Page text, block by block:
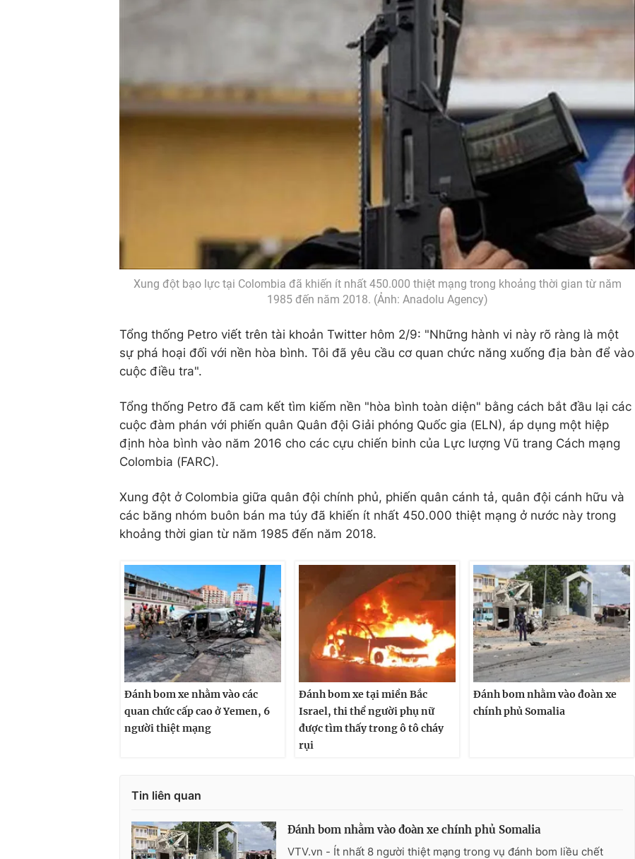
Xung đột bạo lực tại Colombia đã khiến ít nhất 450.000 thiệt mạng trong khoảng thời gian từ năm
1985 đến năm 2018. (Ảnh: Anadolu Agency)
Tổng thống Petro viết trên tài khoản Twitter hôm 2/9: "Những hành vi này rõ ràng là một
sự phá hoại đối với nền hòa bình. Tôi đã yêu cầu cơ quan chức năng xuống địa bàn để vào
cuộc điều tra".
Tổng thống Petro đã cam kết tìm kiếm nền "hòa bình toàn diện" bằng cách bắt đầu lại các
cuộc đàm phán với phiến quân Quân đội Giải phóng Quốc gia (ELN), áp dụng một hiệp
định hòa bình vào năm 2016 cho các cựu chiến binh của Lực lượng Vũ trang Cách mạng
Colombia (FARC).
Xung đột ở Colombia giữa quân đội chính phủ, phiến quân cánh tả, quân đội cánh hữu và
các băng nhóm buôn bán ma túy đã khiến ít nhất 450.000 thiệt mạng ở nước này trong
khoảng thời gian từ năm 1985 đến năm 2018.
Đánh bom xe nhằm vào các
quan chức cấp cao ở Yemen, 6
người thiệt mạng
Đánh bom xe tại miền Bắc
Israel, thi thể người phụ nữ
được tìm thấy trong ô tô cháy
rụi
Đánh bom nhằm vào đoàn xe
chính phủ Somalia
Tin liên quan
Đánh bom nhằm vào đoàn xe chính phủ Somalia
VTV.vn - Ít nhất 8 người thiệt mạng trong vụ đánh bom liều chết